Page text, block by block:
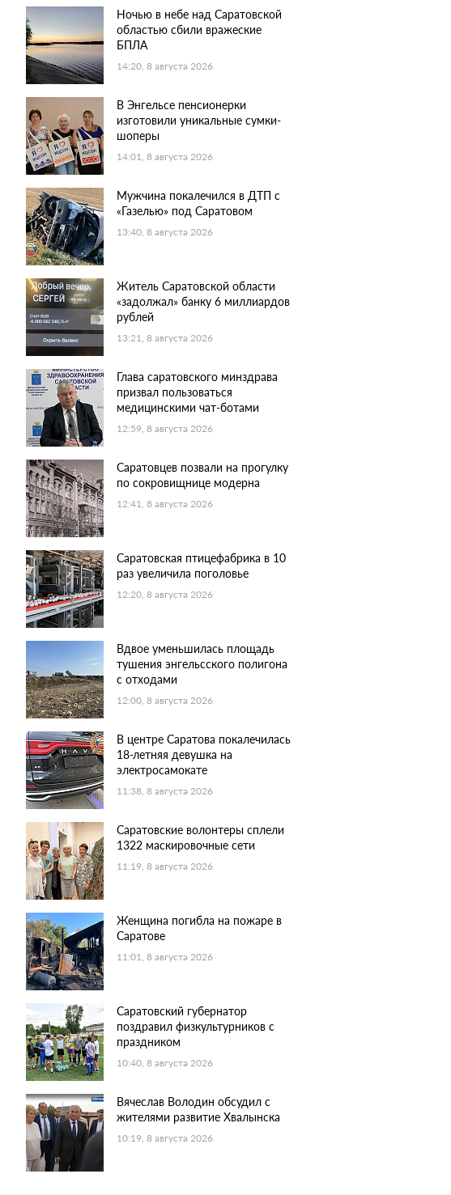
Ночью в небе над Саратовской
областью сбили вражеские
БПЛА
14:20, 8 августа 2026
В Энгельсе пенсионерки
изготовили уникальные сумки-
шоперы
14:01, 8 августа 2026
Мужчина покалечился в ДТП с
«Газелью» под Саратовом
13:40, 8 августа 2026
Житель Саратовской области
«задолжал» банку 6 миллиардов
рублей
13:21, 8 августа 2026
Глава саратовского минздрава
призвал пользоваться
медицинскими чат-ботами
12:59, 8 августа 2026
Саратовцев позвали на прогулку
по сокровищнице модерна
12:41, 8 августа 2026
Саратовская птицефабрика в 10
раз увеличила поголовье
12:20, 8 августа 2026
Вдвое уменьшилась площадь
тушения энгельсского полигона
с отходами
12:00, 8 августа 2026
В центре Саратова покалечилась
18-летняя девушка на
электросамокате
11:38, 8 августа 2026
Саратовские волонтеры сплели
1322 маскировочные сети
11:19, 8 августа 2026
Женщина погибла на пожаре в
Саратове
11:01, 8 августа 2026
Саратовский губернатор
поздравил физкультурников с
праздником
10:40, 8 августа 2026
Вячеслав Володин обсудил с
жителями развитие Хвалынска
10:19, 8 августа 2026